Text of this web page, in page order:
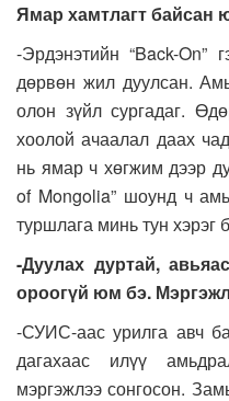
Ямар хамтлагт байсан
-Эрдэнэтийн “Back-On”
дөрвөн жил дуулсан.
олон зүйл сургадаг.
хоолой ачаалал даах
нь ямар ч хөгжим дээр
of Mongolia” шоунд ч
туршлага минь тун хэрэг
-Дуулах дуртай,
ороогүй юм бэ.
-СУИС-аас урилга авч
дагахаас илүү
мэргэжлээ сонгосон.